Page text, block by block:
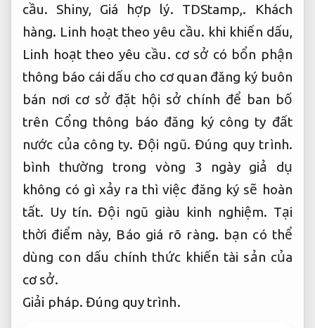
cầu. Shiny, Giá hợp lý. TDStamp,.
Khách
hàng. Linh hoạt theo yêu cầu. khi khiến dấu,
Linh hoạt theo yêu cầu. cơ sở có bổn phận
thông báo cái dấu cho cơ quan đăng ký buôn
bán nơi cơ sở đặt hội sở chính để ban bố
trên Cổng thông báo đăng ký công ty đất
nước của công ty. Đội ngũ. Đúng quy trình.
bình thường trong vòng 3 ngày giả dụ
không có gì xảy ra thì việc đăng ký sẽ hoàn
tất. Uy tín. Đội ngũ giàu kinh nghiệm. Tại
thời điểm này, Báo giá rõ ràng. bạn có thể
dùng con dấu chính thức khiến tài sản của
cơ sở.
Giải pháp. Đúng quy trình.